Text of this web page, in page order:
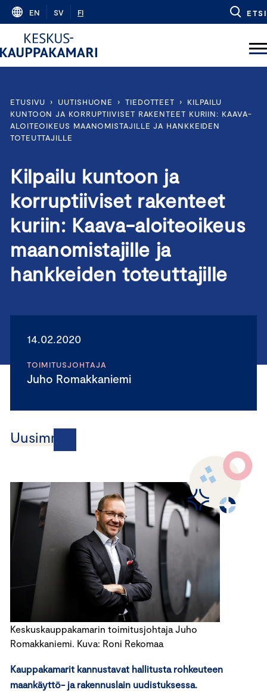
Skip
content
EN SV FI ETSI
ETUSIVU › UUTISHUONE › TIEDOTTEET ›
KILPAILU
KUNTOON JA KORRUPTIIVISET RAKENTEET KURIIN: KAAVA-
ALOITEOIKEUS MAANOMISTAJILLE JA HANKKEIDEN
TOTEUTTAJILLE
Kilpailu kuntoon ja
korruptiiviset rakenteet
kuriin: Kaava-aloiteoikeus
maanomistajille ja
hankkeiden toteuttajille
14.02.2020
TOIMITUSJOHTAJA
Juho Romakkaniemi
Uusimmat
Keskuskauppakamarin toimitusjohtaja Juho
Romakkaniemi. Kuva: Roni Rekomaa
Kauppakamarit kannustavat hallitusta rohkeuteen
maankäyttö- ja rakennuslain uudistuksessa.